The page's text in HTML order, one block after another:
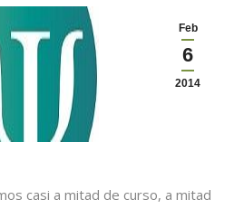
Feb
6
2014
casi a mitad de curso, a mitad